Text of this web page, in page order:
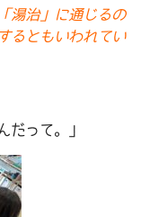
湯治」に通じるの
るともいわれてい
だって。」